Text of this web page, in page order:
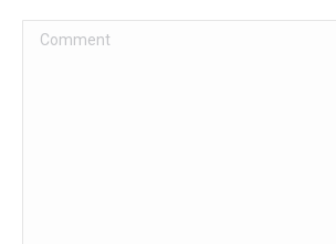
Comment